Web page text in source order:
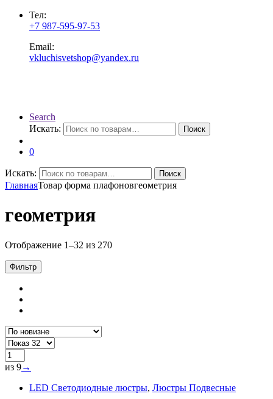
Тел:
+7 987-595-97-53
Email:
vkluchisvetshop@yandex.ru
Search
Искать:
Поиск
0
Искать: Поиск
ГлавнаяТовар форма плафоновгеометрия
геометрия
Отображение 1–32 из 270
Фильтр
из 9→
LED Светодиодные люстры, Люстры Подвесные